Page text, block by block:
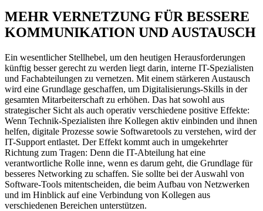
MEHR VERNETZUNG FÜR BESSERE
KOMMUNIKATION UND AUSTAUSCH
Ein wesentlicher Stellhebel, um den heutigen Herausforderungen
künftig besser gerecht zu werden liegt darin, interne IT-Spezialisten
und Fachabteilungen zu vernetzen. Mit einem stärkeren Austausch
wird eine Grundlage geschaffen, um Digitalisierungs-Skills in der
gesamten Mitarbeiterschaft zu erhöhen. Das hat sowohl aus
strategischer Sicht als auch operativ verschiedene positive Effekte:
Wenn Technik-Spezialisten ihre Kollegen aktiv einbinden und ihnen
helfen, digitale Prozesse sowie Softwaretools zu verstehen, wird der
IT-Support entlastet. Der Effekt kommt auch in umgekehrter
Richtung zum Tragen: Denn die IT-Abteilung hat eine
verantwortliche Rolle inne, wenn es darum geht, die Grundlage für
besseres Networking zu schaffen. Sie sollte bei der Auswahl von
Software-Tools mitentscheiden, die beim Aufbau von Netzwerken
und im Hinblick auf eine Verbindung von Kollegen aus
verschiedenen Bereichen unterstützen.